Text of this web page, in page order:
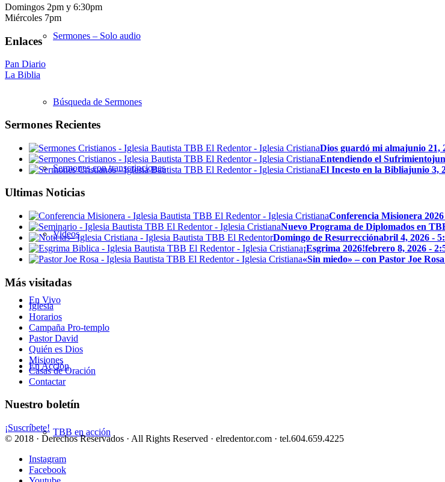
Sermones – Solo audio
Búsqueda de Sermones
Sermones con transcripciones
Videos
En Vivo
En Acción
TBB en acción
Domingos 2pm y 6:30pm
Miércoles 7pm
Enlaces
Pan Diario
La Biblia
Sermones Recientes
Dios guardó mi almajunio 21,
Entendiendo el Sufrimiento
El Incesto en la Bibliajunio 3,
Ultimas Noticias
Conferencia Misionera
Nuevo Programa de Diplomados en
Domingo de Resurrecciónabril 4, 2026 -
¡Esgrima 2026!febrero 8, 2026 -
«Sin miedo» – con Pastor Joe
Más visitadas
Iglesia
Horarios
Campaña Pro-templo
Pastor David
Quién es Dios
Misiones
Casas de Oración
Contactar
Nuestro boletín
¡Suscríbete!
© 2018 · Derechos Reservados · All Rights Reserved · elredentor.com · tel.604.659.4225
Instagram
Facebook